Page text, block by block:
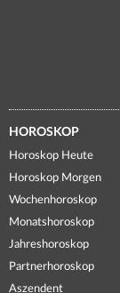
HOROSKOP
Horoskop Heute
Horoskop Morgen
Wochenhoroskop
Monatshoroskop
Jahreshoroskop
Partnerhoroskop
Aszendent